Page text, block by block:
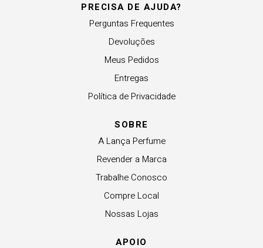
PRECISA DE AJUDA?
Perguntas Frequentes
Devoluções
Meus Pedidos
Entregas
Política de Privacidade
SOBRE
A Lança Perfume
Revender a Marca
Trabalhe Conosco
Compre Local
Nossas Lojas
APOIO